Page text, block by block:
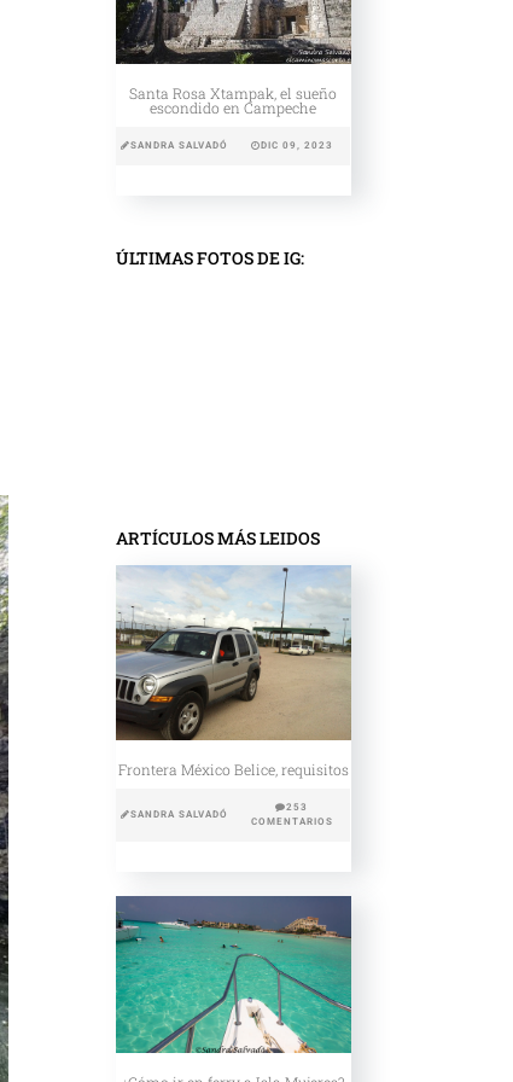
Santa Rosa Xtampak, el sueño
escondido en Campeche
SANDRA SALVADÓ DIC 09, 2023
ÚLTIMAS FOTOS DE IG:
ARTÍCULOS MÁS LEIDOS
Frontera México Belice, requisitos
SANDRA SALVADÓ
253
COMENTARIOS